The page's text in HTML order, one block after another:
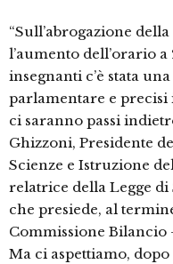
“Sull’abrogazione
l’aumento dell’orario
insegnanti c’è stata
parlamentare e
ci saranno passi
Ghizzoni, Presidente
Scienze e Istruzione
relatrice della Legge
che presiede, al
Commissione Bilancio
Ma ci aspettiamo,